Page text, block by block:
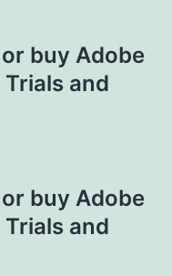
buy Adobe
and
buy Adobe
and